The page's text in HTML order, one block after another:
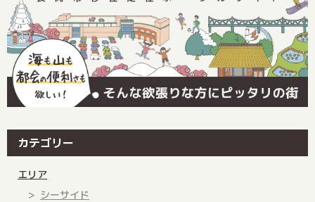
カテゴリー
エリア
シーサイド